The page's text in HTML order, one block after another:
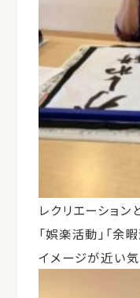
レクリエーション
「娯楽活動」「余
イメージが近い気